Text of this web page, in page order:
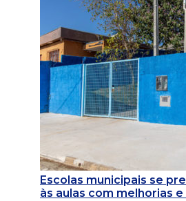
Escolas municipais se
às aulas com melhorias